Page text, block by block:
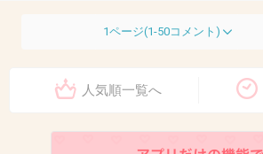
1ページ(1-50コメント)
人気順一覧へ